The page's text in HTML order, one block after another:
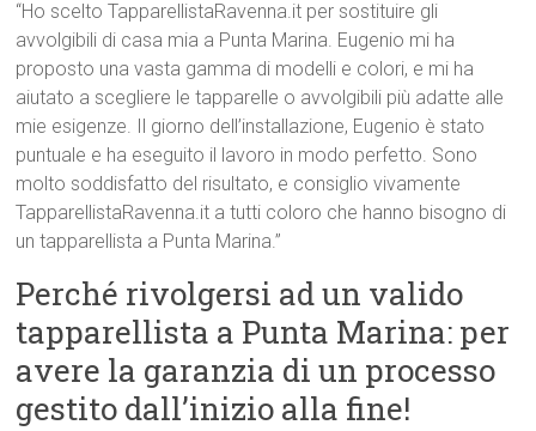
“Ho scelto TapparellistaRavenna.it per sostituire gli
avvolgibili di casa mia a Punta Marina. Eugenio mi ha
proposto una vasta gamma di modelli e colori, e mi ha
aiutato a scegliere le tapparelle o avvolgibili più adatte alle
mie esigenze. Il giorno dell’installazione, Eugenio è stato
puntuale e ha eseguito il lavoro in modo perfetto. Sono
molto soddisfatto del risultato, e consiglio vivamente
TapparellistaRavenna.it a tutti coloro che hanno bisogno di
un tapparellista a Punta Marina.”
Perché rivolgersi ad un valido
tapparellista a Punta Marina: per
avere la garanzia di un processo
gestito dall’inizio alla fine!